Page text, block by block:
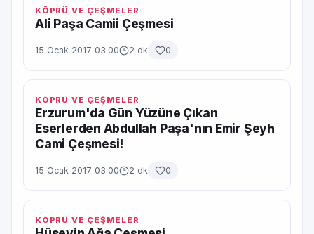
KÖPRÜ VE ÇEŞMELER
Ali Paşa Camii Çeşmesi
15 Ocak 2017 03:00 2 dk 0
KÖPRÜ VE ÇEŞMELER
Erzurum'da Gün Yüzüne Çıkan
Eserlerden Abdullah Paşa'nın Emir Şeyh
Cami Çeşmesi!
15 Ocak 2017 03:00 2 dk 0
KÖPRÜ VE ÇEŞMELER